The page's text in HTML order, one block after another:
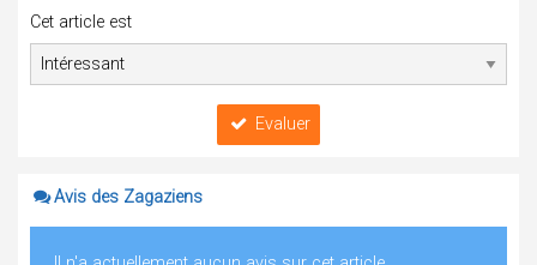
Cet article est
Evaluer
Avis des Zagaziens